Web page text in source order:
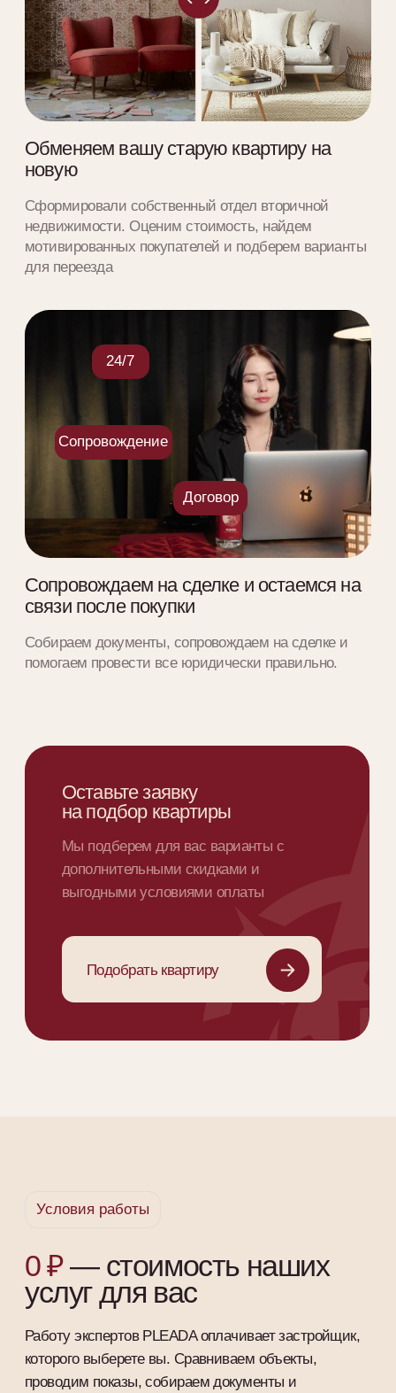
услуг для вас
«Покупка квартиры — слишком важное решение,
чтобы довериться случаю и не обратиться к
экспертам PLEADA»
Работу экспертов PLEADA оплачивает застройщик,
которого выберете вы. Сравниваем объекты,
проводим показы, собираем документы и
сопровождаем на сделке. Выполняем всю работу за
строительную компанию
Telegram-канал
В канале публикуем важные новости из
мира недвижимости, даем экспертные
комментарии, рассказываем о выгодных
стартах продаж и прогнозируем будущие
тренды рынка.
Денис Леушин
Генеральный директор
Варианты
для покупки
Обзоры жилых
Манифест
Берем на себя
за будущее
наших клиентов
только ради прибыли